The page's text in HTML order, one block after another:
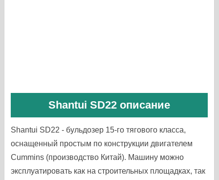
Shantui SD22 описание
Shantui SD22 - бульдозер 15-го тягового класса,
оснащенный простым по конструкции двигателем
Cummins (производство Китай). Машину можно
эксплуатировать как на строительных площадках, так